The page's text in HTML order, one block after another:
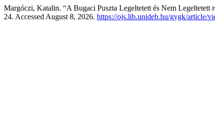
Margóczi, Katalin. “A Bugaci Puszta Legeltetett és Nem Legeltetett
24. Accessed August 8, 2026. https://ojs.lib.unideb.hu/gygk/article/